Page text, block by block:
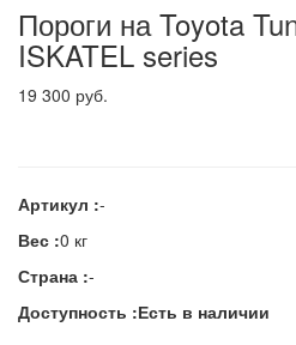
Пороги на Toyota
ISKATEL series
19 300 руб.
Артикул :-
Вес :0 кг
Страна :-
Доступность :Есть в наличии